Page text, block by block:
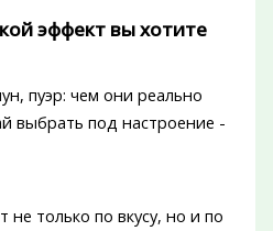
эффект вы хотите
только по вкусу, но и по